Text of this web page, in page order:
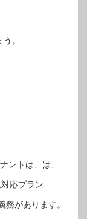
。
ントは、は、
応プラン
務があります。